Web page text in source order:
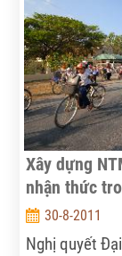
phát triển
học.
Xây dựng
nhận thức
30-8-2011
Nghị quyết